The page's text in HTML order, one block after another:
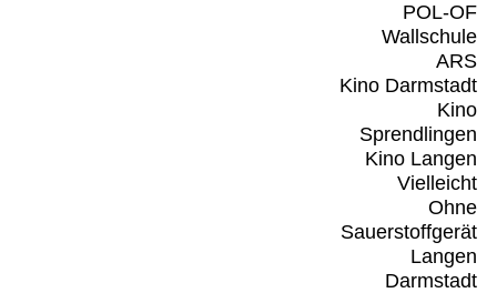
POL-OF
Wallschule
ARS
Kino Darmstadt
Kino
Sprendlingen
Kino Langen
Vielleicht
Ohne
Sauerstoffgerät
Langen
Darmstadt